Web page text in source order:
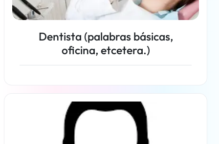
Dentista (palabras básicas,
oficina, etcetera.)
Más información